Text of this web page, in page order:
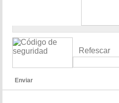
Refescar
Enviar